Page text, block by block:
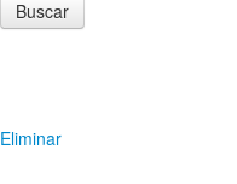
Eliminar